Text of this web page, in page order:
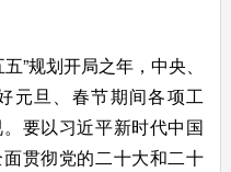
规划开局之年，中央、
元旦、春节期间各项工
要以习近平新时代中国
贯彻党的二十大和二十